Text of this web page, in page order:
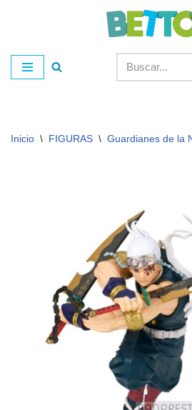
al
contenido
Inicio \ FIGURAS \ Guardianes de la